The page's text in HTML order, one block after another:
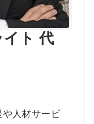
イト 代
人材サービ